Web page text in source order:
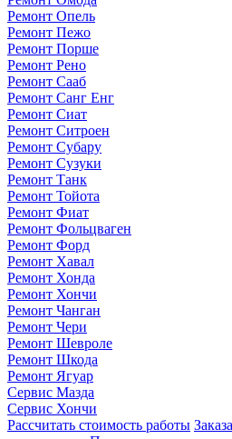
Ремонт Опель
Ремонт Пежо
Ремонт Порше
Ремонт Рено
Ремонт Сааб
Ремонт Санг Енг
Ремонт Сиат
Ремонт Ситроен
Ремонт Субару
Ремонт Сузуки
Ремонт Танк
Ремонт Тойота
Ремонт Фиат
Ремонт Фольцваген
Ремонт Форд
Ремонт Хавал
Ремонт Хонда
Ремонт Хончи
Ремонт Чанган
Ремонт Чери
Ремонт Шевроле
Ремонт Шкода
Ремонт Ягуар
Сервис Мазда
Сервис Хончи
Рассчитать стоимость работы